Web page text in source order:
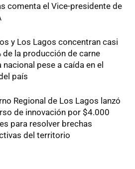
comenta el Vice-presidente de
y Los Lagos concentran casi
de la producción de carne
nacional pese a caída en el
país
Regional de Los Lagos lanzó
de innovación por $4.000
para resolver brechas
del territorio